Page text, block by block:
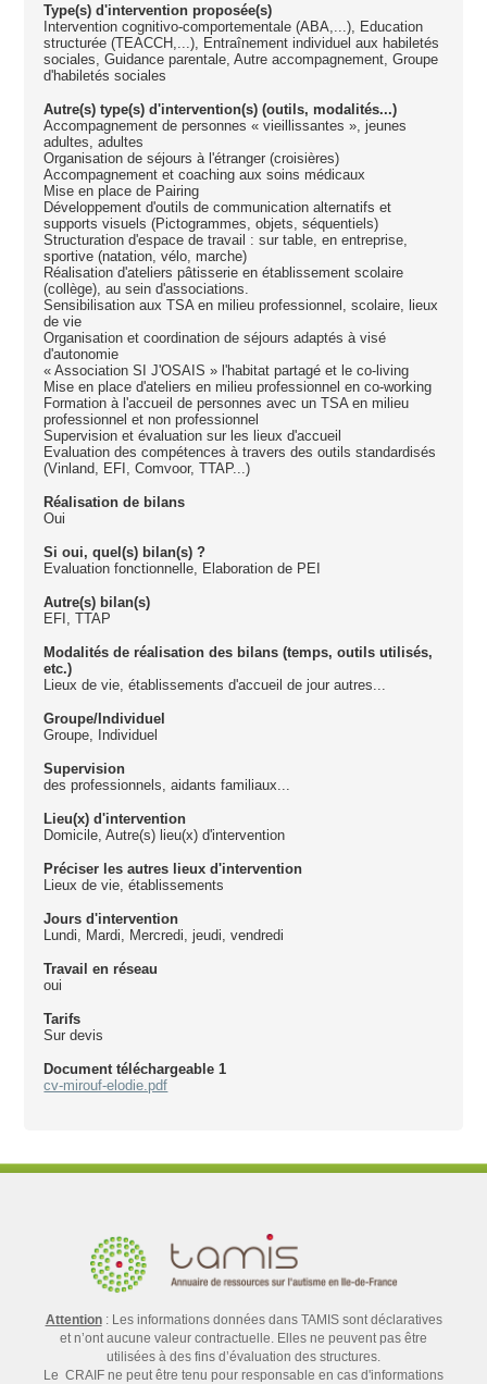
Type(s) d'intervention proposée(s)
Intervention cognitivo-comportementale (ABA,...), Education
structurée (TEACCH,...), Entraînement individuel aux habiletés
sociales, Guidance parentale, Autre accompagnement, Groupe
d'habiletés sociales
Autre(s) type(s) d'intervention(s) (outils, modalités...)
Accompagnement de personnes « vieillissantes », jeunes
adultes, adultes
Organisation de séjours à l'étranger (croisières)
Accompagnement et coaching aux soins médicaux
Mise en place de Pairing
Développement d'outils de communication alternatifs et
supports visuels (Pictogrammes, objets, séquentiels)
Structuration d'espace de travail : sur table, en entreprise,
sportive (natation, vélo, marche)
Réalisation d'ateliers pâtisserie en établissement scolaire
(collège), au sein d'associations.
Sensibilisation aux TSA en milieu professionnel, scolaire, lieux
de vie
Organisation et coordination de séjours adaptés à visé
d'autonomie
« Association SI J'OSAIS » l'habitat partagé et le co-living
Mise en place d'ateliers en milieu professionnel en co-working
Formation à l'accueil de personnes avec un TSA en milieu
professionnel et non professionnel
Supervision et évaluation sur les lieux d'accueil
Evaluation des compétences à travers des outils standardisés
(Vinland, EFI, Comvoor, TTAP...)
Réalisation de bilans
Oui
Si oui, quel(s) bilan(s) ?
Evaluation fonctionnelle, Elaboration de PEI
Autre(s) bilan(s)
EFI, TTAP
Modalités de réalisation des bilans (temps, outils utilisés,
etc.)
Lieux de vie, établissements d'accueil de jour autres...
Groupe/Individuel
Groupe, Individuel
Supervision
des professionnels, aidants familiaux...
Lieu(x) d'intervention
Domicile, Autre(s) lieu(x) d'intervention
Préciser les autres lieux d'intervention
Lieux de vie, établissements
Jours d'intervention
Lundi, Mardi, Mercredi, jeudi, vendredi
Travail en réseau
oui
Tarifs
Sur devis
Document téléchargeable 1
cv-mirouf-elodie.pdf
Attention: Les informations données dans TAMIS sont déclaratives
et n’ont aucune valeur contractuelle. Elles ne peuvent pas être
utilisées à des fins d’évaluation des structures.
Le CRAIF ne peut être tenu pour responsable en cas d'informations